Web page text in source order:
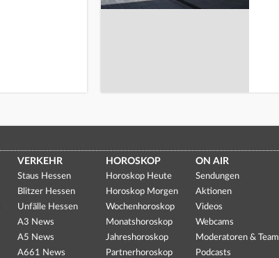
VERKEHR
Staus Hessen
Blitzer Hessen
Unfälle Hessen
A3 News
A5 News
A661 News
HOROSKOP
Horoskop Heute
Horoskop Morgen
Wochenhoroskop
Monatshoroskop
Jahreshoroskop
Partnerhoroskop
ON AIR
Sendungen
Aktionen
Videos
Webcams
Moderatoren & Team
Podcasts